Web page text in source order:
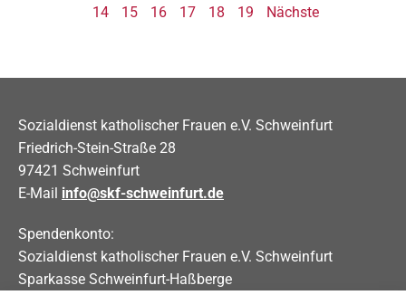
14
15 16 17 18 19 Nächste
Sozialdienst katholischer Frauen e.V. Schweinfurt
Friedrich-Stein-Straße 28
97421 Schweinfurt
E-Mail info@skf-schweinfurt.de
Spendenkonto:
Sozialdienst katholischer Frauen e.V. Schweinfurt
Sparkasse Schweinfurt-Haßberge